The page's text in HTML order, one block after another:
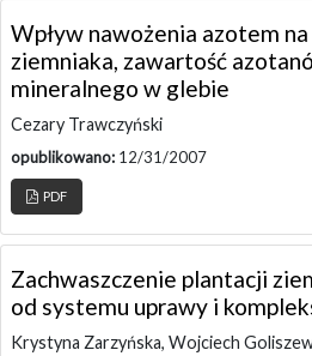
Wpływ nawożenia azotem
ziemniaka, zawartość
mineralnego w glebie
Cezary Trawczyński
opublikowano: 12/31/2007
PDF
Zachwaszczenie plantacji
od systemu uprawy i
Krystyna Zarzyńska, Wojciech